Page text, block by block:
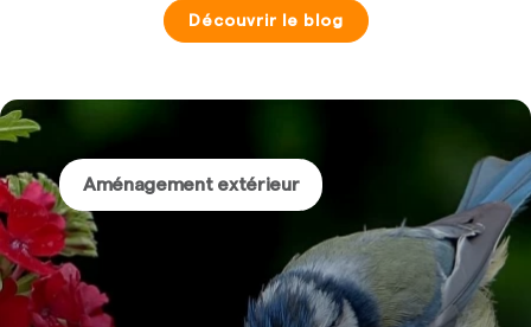
Découvrir le blog
Aménagement extérieur